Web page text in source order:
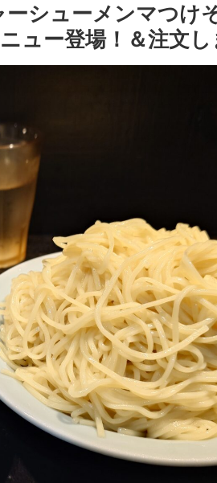
シューメンマつけ
ュー登場！＆注文し